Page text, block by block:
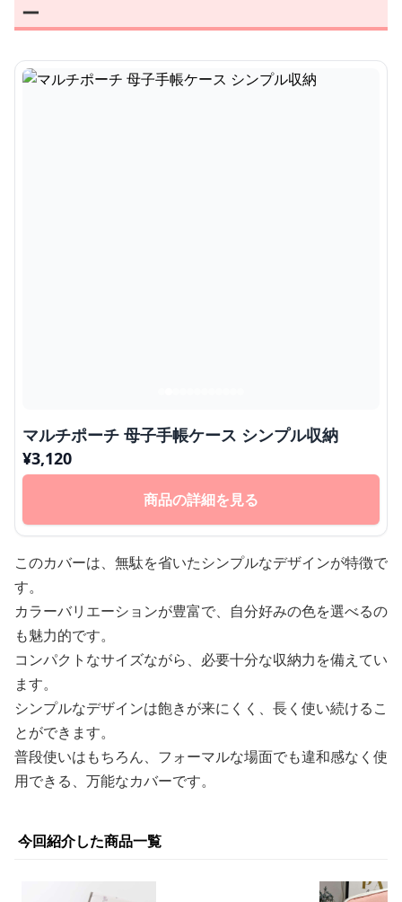
ー
マルチポーチ 母子手帳ケース シンプル収納
¥3,120
商品の詳細を見る
このカバーは、無駄を省いたシンプルなデザインが特徴で
す。
カラーバリエーションが豊富で、自分好みの色を選べるの
も魅力的です。
コンパクトなサイズながら、必要十分な収納力を備えてい
ます。
シンプルなデザインは飽きが来にくく、長く使い続けるこ
とができます。
普段使いはもちろん、フォーマルな場面でも違和感なく使
用できる、万能なカバーです。
今回紹介した商品一覧